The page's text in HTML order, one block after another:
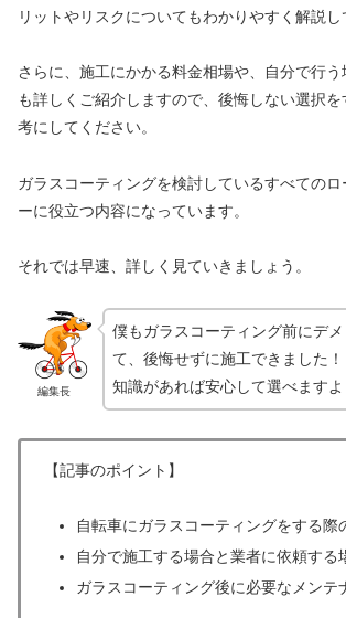
リットやリスクについてもわかりやすく解説し
さらに、施工にかかる料金相場や、自分で行
も詳しくご紹介しますので、後悔しない選択
考にしてください。
ガラスコーティングを検討しているすべての
ーに役立つ内容になっています。
それでは早速、詳しく見ていきましょう。
編集長
僕もガラスコーティング前にデ
て、後悔せずに施工できました！
知識があれば安心して選べますよ
【記事のポイント】
自転車にガラスコーティングをする際
自分で施工する場合と業者に依頼する
ガラスコーティング後に必要なメンテ